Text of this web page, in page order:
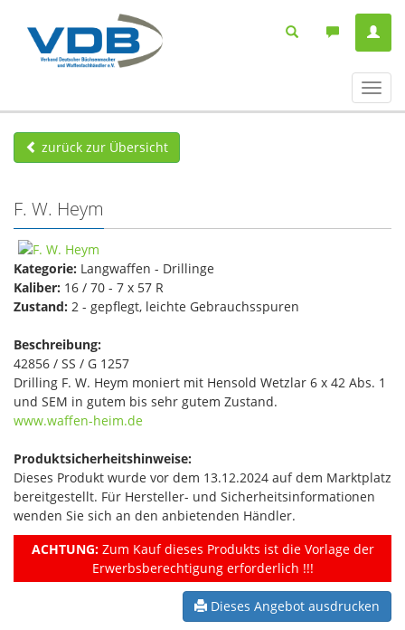
ein-/
zurück zur Übersicht
F. W. Heym
Kategorie: Langwaffen - Drillinge
Kaliber: 16 / 70 - 7 x 57 R
Zustand: 2 - gepflegt, leichte Gebrauchsspuren
Beschreibung:
42856 / SS / G 1257
Drilling F. W. Heym moniert mit Hensold Wetzlar 6 x 42 Abs. 1
und SEM in gutem bis sehr gutem Zustand.
www.waffen-heim.de
Produktsicherheitshinweise:
Dieses Produkt wurde vor dem 13.12.2024 auf dem Marktplatz
bereitgestellt. Für Hersteller- und Sicherheitsinformationen
wenden Sie sich an den anbietenden Händler.
ACHTUNG:Zum Kauf dieses Produkts ist die Vorlage der
Erwerbsberechtigung erforderlich !!!
Dieses Angebot ausdrucken